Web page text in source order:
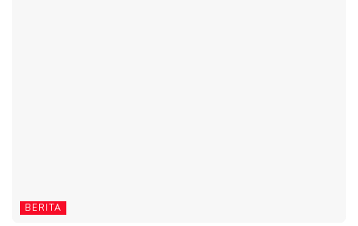
BERITA